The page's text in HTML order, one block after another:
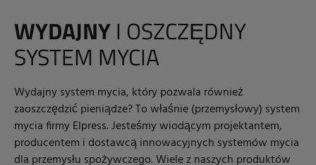
WYDAJNYI OSZCZĘDNY
SYSTEM MYCIA
Wydajny system mycia, który pozwala również
zaoszczędzić pieniądze? To właśnie (przemysłowy) system
mycia firmy Elpress. Jesteśmy wiodącym projektantem,
producentem i dostawcą innowacyjnych systemów mycia
dla przemysłu spożywczego. Wiele z naszych produktów